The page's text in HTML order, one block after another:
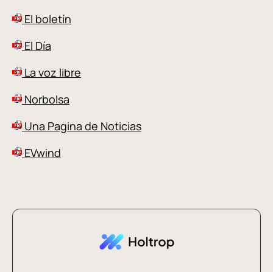
El boletín
El Día
La voz libre
Norbolsa
Una Pagina de Noticias
EVwind